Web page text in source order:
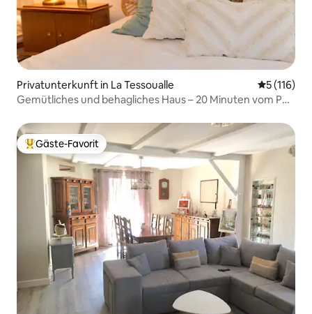
Privatunterkunft in La Tessoualle
5 (116)
Gemütliches und behagliches Haus – 20 Minuten vom Puy
Beliebter Gäste-Favorit.
Gäste-Favorit